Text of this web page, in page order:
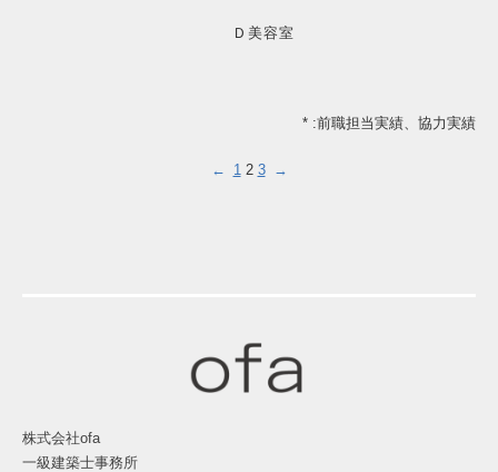
Ｄ美容室
* :前職担当実績、協力実績
← 1 2 3 →
株式会社ofa
一級建築士事務所